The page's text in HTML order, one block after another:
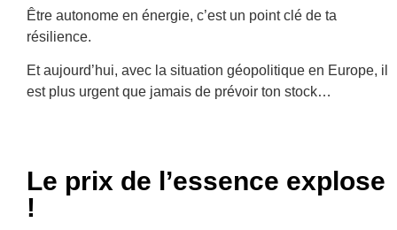
Être autonome en énergie, c’est un point clé de ta
résilience.
Et aujourd’hui, avec la situation géopolitique en Europe, il
est plus urgent que jamais de prévoir ton stock…
Le prix de l’essence explose
!